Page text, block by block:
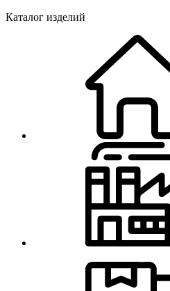
Каталог изделий